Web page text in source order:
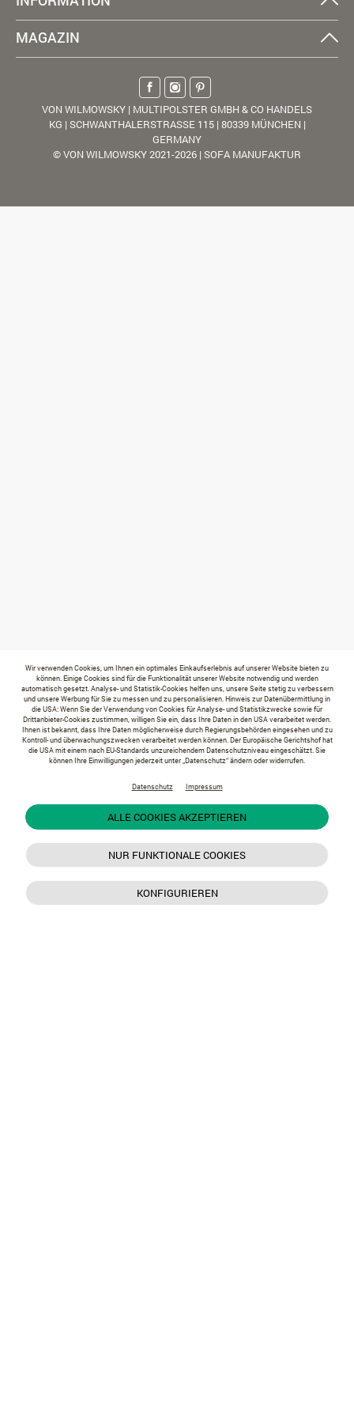
MAGAZIN
VON WILMOWSKY | MULTIPOLSTER GMBH & CO HANDELS
KG | SCHWANTHALERSTRASSE 115 | 80339 MÜNCHEN |
GERMANY
© VON WILMOWSKY 2021-2026 | SOFA MANUFAKTUR
Wir verwenden Cookies, um Ihnen ein optimales Einkaufserlebnis auf unserer Website bieten zu
können. Einige Cookies sind für die Funktionalität unserer Website notwendig und werden
automatisch gesetzt. Analyse- und Statistik-Cookies helfen uns, unsere Seite stetig zu verbessern
und unsere Werbung für Sie zu messen und zu personalisieren. Hinweis zur Datenübermittlung in
die USA: Wenn Sie der Verwendung von Cookies für Analyse- und Statistikzwecke sowie für
Drittanbieter-Cookies zustimmen, willigen Sie ein, dass Ihre Daten in den USA verarbeitet werden.
Ihnen ist bekannt, dass Ihre Daten möglicherweise durch Regierungsbehörden eingesehen und zu
Kontroll- und überwachungszwecken verarbeitet werden können. Der Europäische Gerichtshof hat
die USA mit einem nach EU-Standards unzureichendem Datenschutzniveau eingeschätzt. Sie
können Ihre Einwilligungen jederzeit unter „Datenschutz“ ändern oder widerrufen.
Datenschutz Impressum
ALLE COOKIES AKZEPTIEREN
NUR FUNKTIONALE COOKIES
KONFIGURIEREN